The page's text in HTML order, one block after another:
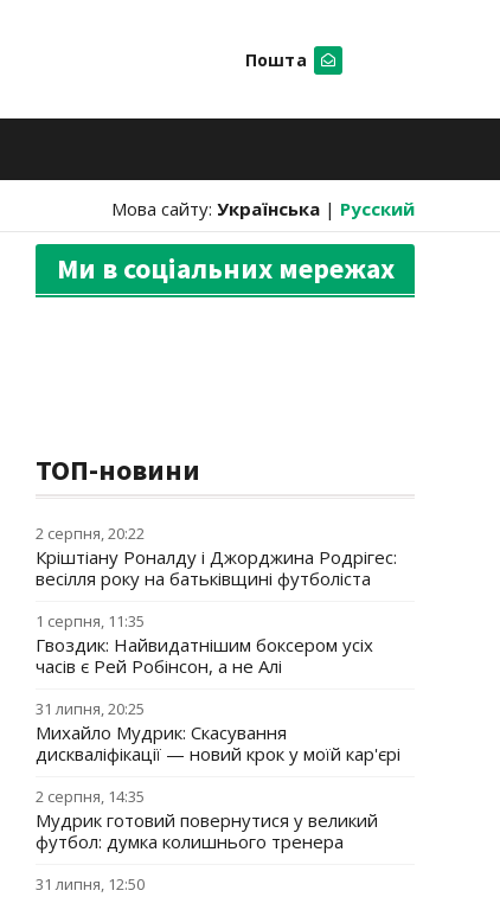
Пошта
Мова сайту: Українська | Русский
Ми в соціальних мережах
ТОП-новини
2 серпня, 20:22
Кріштіану Роналду і Джорджина Родрігес:
весілля року на батьківщині футболіста
1 серпня, 11:35
Гвоздик: Найвидатнішим боксером усіх
часів є Рей Робінсон, а не Алі
31 липня, 20:25
Михайло Мудрик: Скасування
дискваліфікації — новий крок у моїй кар'єрі
2 серпня, 14:35
Мудрик готовий повернутися у великий
футбол: думка колишнього тренера
31 липня, 12:50